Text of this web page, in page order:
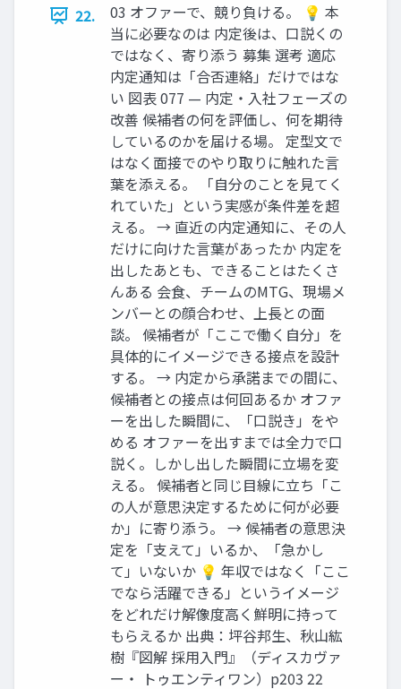
22.
03 オファーで、競り負ける。 💡 本
当に必要なのは 内定後は、口説くの
ではなく、寄り添う 募集 選考 適応
内定通知は「合否連絡」だけではな
い 図表 077 — 内定・入社フェーズの
改善 候補者の何を評価し、何を期待
しているのかを届ける場。 定型文で
はなく面接でのやり取りに触れた言
葉を添える。 「自分のことを見てく
れていた」という実感が条件差を超
える。 → 直近の内定通知に、その人
だけに向けた言葉があったか 内定を
出したあとも、できることはたくさ
んある 会食、チームのMTG、現場メ
ンバーとの顔合わせ、上長との面
談。 候補者が「ここで働く自分」を
具体的にイメージできる接点を設計
する。 → 内定から承諾までの間に、
候補者との接点は何回あるか オファ
ーを出した瞬間に、「口説き」をや
める オファーを出すまでは全力で口
説く。しかし出した瞬間に立場を変
える。 候補者と同じ目線に立ち「こ
の人が意思決定するために何が必要
か」に寄り添う。 → 候補者の意思決
定を「支えて」いるか、「急かし
て」いないか 💡 年収ではなく「ここ
でなら活躍できる」というイメージ
をどれだけ解像度高く鮮明に持って
もらえるか 出典：坪谷邦生、秋山紘
樹『図解 採用入門』（ディスカヴァ
ー・ トゥエンティワン）p203 22